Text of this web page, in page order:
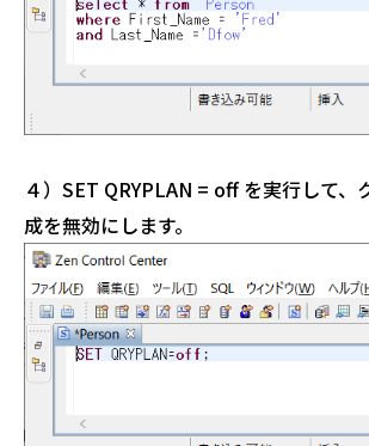
４）SET QRYPLAN = off を実行して、
成を無効にします。